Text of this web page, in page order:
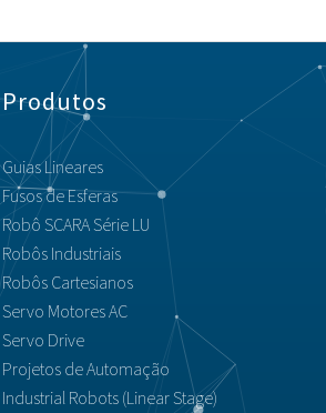
Produtos
Guias Lineares
Fusos de Esferas
Robô SCARA Série LU
Robôs Industriais
Robôs Cartesianos
Servo Motores AC
Servo Drive
Projetos de Automação
Industrial Robots (Linear Stage)